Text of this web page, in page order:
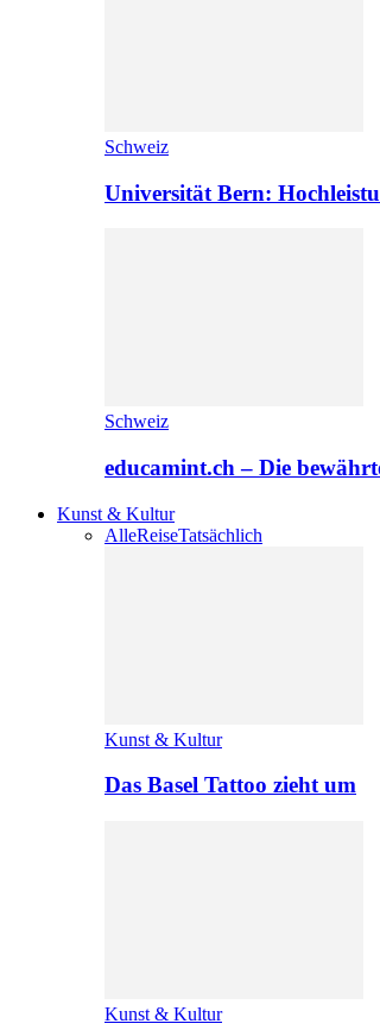
Schweiz
Universität Bern:
Schweiz
educamint.ch – Die
Kunst & Kultur
AlleReiseTatsächlich
Kunst & Kultur
Das Basel Tattoo zieht um
Kunst & Kultur